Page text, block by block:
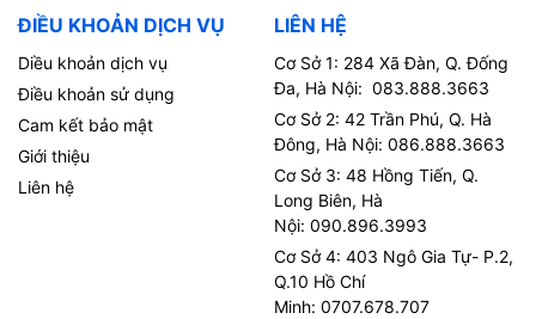
ĐIỀU KHOẢN DỊCH VỤ
Diều khoản dịch vụ
Điều khoản sử dụng
Cam kết bảo mật
Giới thiệu
Liên hệ
LIÊN HỆ
Cơ Sở 1: 284 Xã Đàn, Q. Đống
Đa, Hà Nội: 083.888.3663
Cơ Sở 2: 42 Trần Phú, Q. Hà
Đông, Hà Nội: 086.888.3663
Cơ Sở 3: 48 Hồng Tiến, Q.
Long Biên, Hà
Nội: 090.896.3993
Cơ Sở 4: 403 Ngô Gia Tự- P.2,
Q.10 Hồ Chí
Minh: 0707.678.707